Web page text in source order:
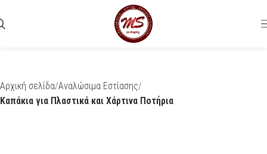
Αρχική σελίδα Αναλώσιμα Εστίασης
Καπάκια για Πλαστικά και Χάρτινα Ποτήρια